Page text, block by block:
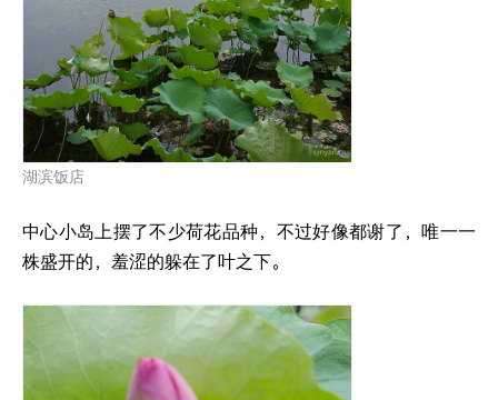
湖滨饭店
中心小岛上摆了不少荷花品种，不过好像都谢了，唯一一
株盛开的，羞涩的躲在了叶之下。